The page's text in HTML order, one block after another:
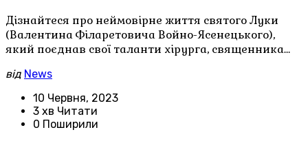
Дізнайтеся про неймовірне життя святого Луки
(Валентина Філаретовича Войно-Ясенецького),
який поєднав свої таланти хірурга, священника…
від News
10 Червня, 2023
3 хв Читати
0 Поширили